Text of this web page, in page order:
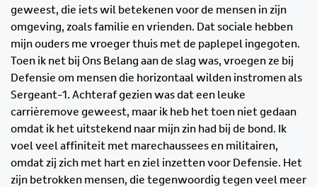
geweest, die iets wil betekenen voor de mensen in zijn
omgeving, zoals familie en vrienden. Dat sociale hebben
mijn ouders me vroeger thuis met de paplepel ingegoten.
Toen ik net bij Ons Belang aan de slag was, vroegen ze bij
Defensie om mensen die horizontaal wilden instromen als
Sergeant-1. Achteraf gezien was dat een leuke
carrièremove geweest, maar ik heb het toen niet gedaan
omdat ik het uitstekend naar mijn zin had bij de bond. Ik
voel veel affiniteit met marechaussees en militairen,
omdat zij zich met hart en ziel inzetten voor Defensie. Het
zijn betrokken mensen, die tegenwoordig tegen veel meer